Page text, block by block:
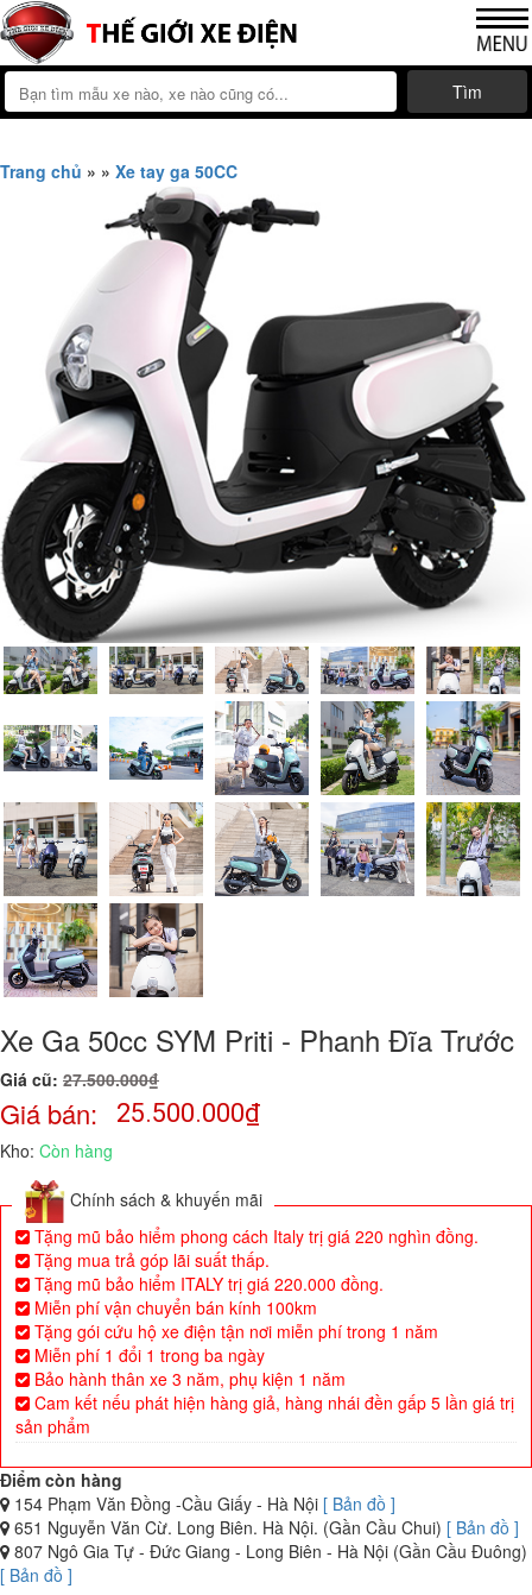
Tìm
Trang chủ » » Xe tay ga 50CC
Xe Ga 50cc SYM Priti - Phanh Đĩa Trước
Giá cũ: 27.500.000₫
Giá bán: 25.500.000₫
Kho: Còn hàng
Chính sách & khuyến mãi
Tặng mũ bảo hiểm phong cách Italy trị giá 220 nghìn đồng.
Tặng mua trả góp lãi suất thấp.
Tặng mũ bảo hiểm ITALY trị giá 220.000 đồng.
Miễn phí vận chuyển bán kính 100km
Tặng gói cứu hộ xe điện tận nơi miễn phí trong 1 năm
Miễn phí 1 đổi 1 trong ba ngày
Bảo hành thân xe 3 năm, phụ kiện 1 năm
Cam kết nếu phát hiện hàng giả, hàng nhái đền gấp 5 lần giá trị
sản phẩm
Điểm còn hàng
154 Phạm Văn Đồng -Cầu Giấy - Hà Nội [ Bản đồ ]
651 Nguyễn Văn Cừ. Long Biên. Hà Nội. (Gần Cầu Chui) [ Bản đồ ]
807 Ngô Gia Tự - Đức Giang - Long Biên - Hà Nội (Gần Cầu Đuông)
[ Bản đồ ]